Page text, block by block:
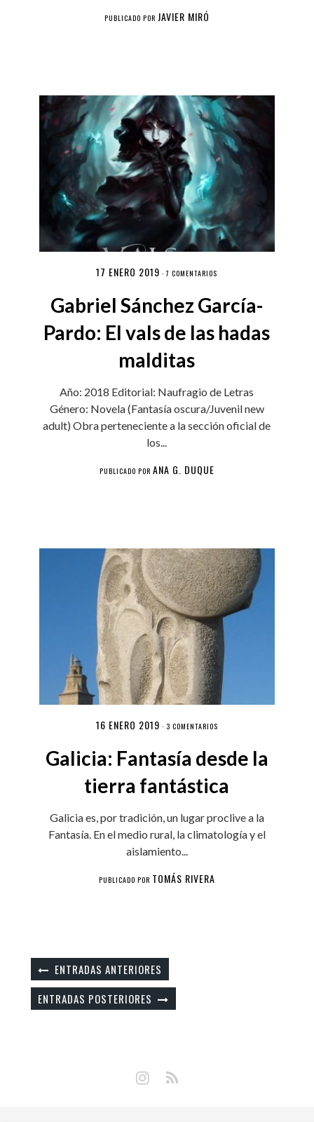
PUBLICADO POR JAVIER MIRÓ
17 ENERO 2019 ·7 COMENTARIOS
Gabriel Sánchez García-
Pardo: El vals de las hadas
malditas
Año: 2018 Editorial: Naufragio de Letras
Género: Novela (Fantasía oscura/Juvenil new
adult) Obra perteneciente a la sección oficial de
los...
PUBLICADO POR ANA G. DUQUE
16 ENERO 2019 · 3 COMENTARIOS
Galicia: Fantasía desde la
tierra fantástica
Galicia es, por tradición, un lugar proclive a la
Fantasía. En el medio rural, la climatología y el
aislamiento...
PUBLICADO POR TOMÁS RIVERA
ENTRADAS ANTERIORES
ENTRADAS POSTERIORES